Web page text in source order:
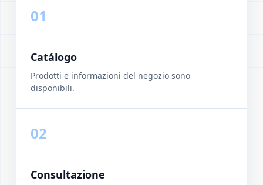
01
Catálogo
Prodotti e informazioni del negozio sono
disponibili.
02
Consultazione